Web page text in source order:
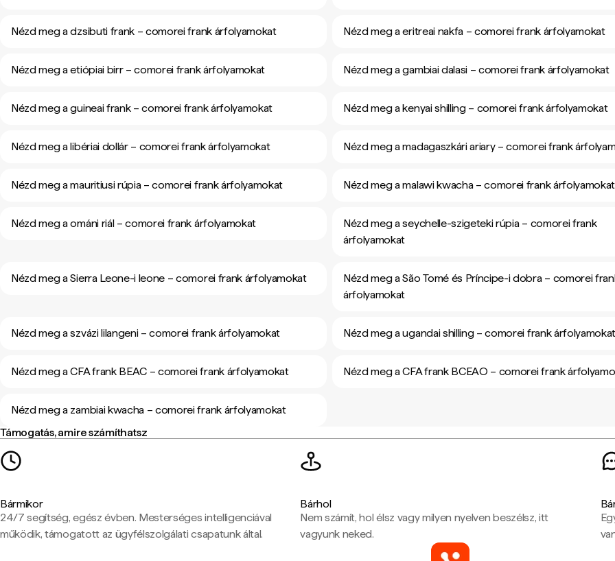
Nézd meg a dzsibuti frank – comorei frank árfolyamokat Nézd meg a eritreai nakfa – comorei frank árfolyamokat
Nézd meg a etiópiai birr – comorei frank árfolyamokat Nézd meg a gambiai dalasi – comorei frank árfolyamokat
Nézd meg a guineai frank – comorei frank árfolyamokat Nézd meg a kenyai shilling – comorei frank árfolyamokat
Nézd meg a libériai dollár – comorei frank árfolyamokat Nézd meg a madagaszkári ariary – comorei frank
Nézd meg a mauritiusi rúpia – comorei frank árfolyamokat Nézd meg a malawi kwacha – comorei frank árfolyamokat
Nézd meg a ománi riál – comorei frank árfolyamokat
Nézd meg a seychelle-szigeteki rúpia – comorei frank
árfolyamokat
Nézd meg a Sierra Leone-i leone – comorei frank árfolyamokat
Nézd meg a São Tomé és Príncipe-i dobra – comorei
árfolyamokat
Nézd meg a szvázi lilangeni – comorei frank árfolyamokat Nézd meg a ugandai shilling – comorei frank árfolyamokat
Nézd meg a CFA frank BEAC – comorei frank árfolyamokat Nézd meg a CFA frank BCEAO – comorei frank
Nézd meg a zambiai kwacha – comorei frank árfolyamokat
Támogatás, amire számíthatsz
Bármikor
24/7 segítség, egész évben. Mesterséges intelligenciával
működik, támogatott az ügyfélszolgálati csapatunk által.
Bárhol
Nem számít, hol élsz vagy milyen nyelven beszélsz, itt
vagyunk neked.